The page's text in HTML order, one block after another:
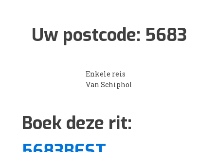
Uw postcode: 5683
Enkele reis
Van Schiphol
Boek deze rit: